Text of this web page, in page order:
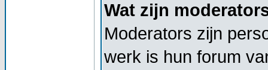
Wat zijn
Moderators zijn
werk is hun forum